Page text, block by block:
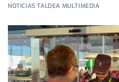
NOTICIAS TALDEA MULTIMEDIA